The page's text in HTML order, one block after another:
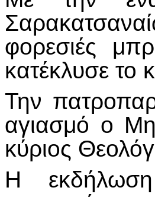
φορεσιές
κατέκλυσε το
Την
αγιασμό ο
κύριος
Η εκδήλωση